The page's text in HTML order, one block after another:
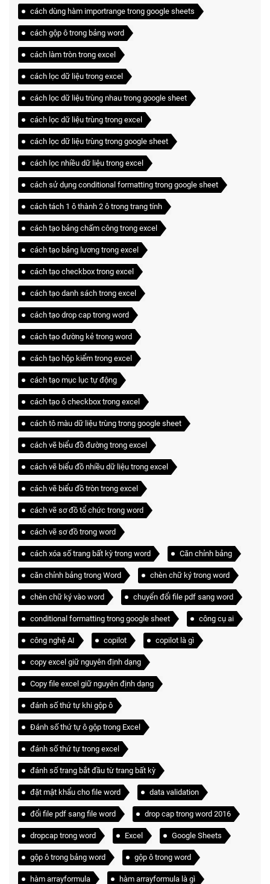
cách dùng hàm importrange trong google sheets
cách gộp ô trong bảng word
cách làm tròn trong excel
cách lọc dữ liệu trong excel
cách lọc dữ liệu trùng nhau trong google sheet
cách lọc dữ liệu trùng trong excel
cách lọc dữ liệu trùng trong google sheet
cách lọc nhiều dữ liệu trong excel
cách sử dụng conditional formatting trong google sheet
cách tách 1 ô thành 2 ô trong trang tính
cách tạo bảng chấm công trong excel
cách tạo bảng lương trong excel
cách tạo checkbox trong excel
cách tạo danh sách trong excel
cách tạo drop cap trong word
cách tạo đường kẻ trong word
cách tạo hộp kiểm trong excel
cách tạo mục lục tự động
cách tạo ô checkbox trong excel
cách tô màu dữ liệu trùng trong google sheet
cách vẽ biểu đồ đường trong excel
cách vẽ biểu đồ nhiều dữ liệu trong excel
cách vẽ biểu đồ tròn trong excel
cách vẽ sơ đồ tổ chức trong word
cách vẽ sơ đồ trong word
cách xóa số trang bất kỳ trong word Căn chỉnh bảng
căn chỉnh bảng trong Word chèn chữ ký trong word
chèn chữ ký vào word chuyển đổi file pdf sang word
conditional formatting trong google sheet công cụ ai
công nghệ AI copilot copilot là gì
copy excel giữ nguyên định dạng
Copy file excel giữ nguyên định dạng
đánh số thứ tự khi gộp ô
Đánh số thứ tự ô gộp trong Excel
đánh số thứ tự trong excel
đánh số trang bắt đầu từ trang bất kỳ
đặt mật khẩu cho file word data validation
đổi file pdf sang file word drop cap trong word 2016
dropcap trong word Excel Google Sheets
gộp ô trong bảng word gộp ô trong word
hàm arrayformula hàm arrayformula là gì